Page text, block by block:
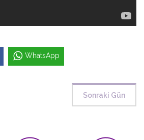
WhatsApp
Sonraki Gün